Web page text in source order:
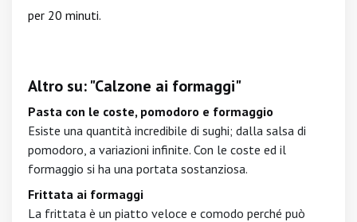
per 20 minuti.
Altro su: "Calzone ai formaggi"
Pasta con le coste, pomodoro e formaggio
Esiste una quantità incredibile di sughi; dalla salsa di
pomodoro, a variazioni infinite. Con le coste ed il
formaggio si ha una portata sostanziosa.
Frittata ai formaggi
La frittata è un piatto veloce e comodo perché può